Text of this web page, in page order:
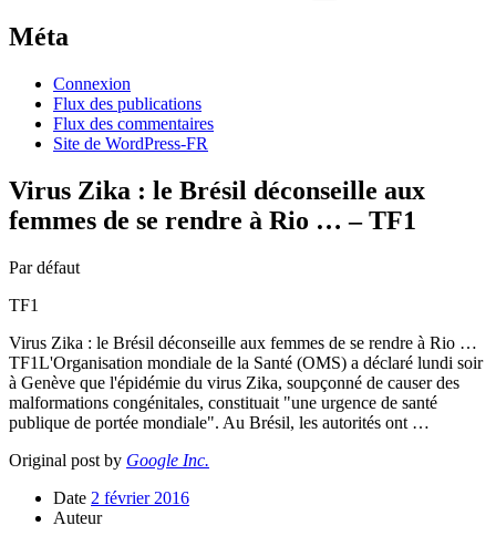
Méta
Connexion
Flux des publications
Flux des commentaires
Site de WordPress-FR
Virus Zika : le Brésil déconseille aux
femmes de se rendre à Rio … – TF1
Par défaut
TF1
Virus Zika : le Brésil déconseille aux femmes de se rendre à Rio …
TF1L'Organisation mondiale de la Santé (OMS) a déclaré lundi soir
à Genève que l'épidémie du virus Zika, soupçonné de causer des
malformations congénitales, constituait "une urgence de santé
publique de portée mondiale". Au Brésil, les autorités ont …
Original post by Google Inc.
Date 2 février 2016
Auteur